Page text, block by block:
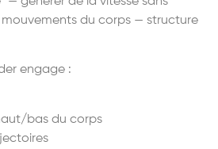
du corps — structure
engage :
bas du corps